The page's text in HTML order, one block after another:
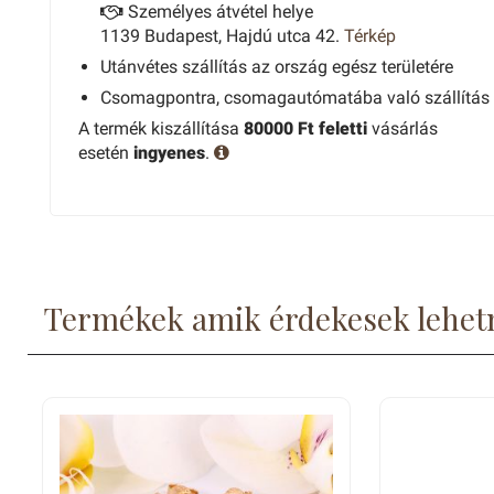
Személyes átvétel helye
1139 Budapest, Hajdú utca 42. Térkép
Utánvétes szállítás az ország egész területére
Csomagpontra, csomagautómatába való szállítás
A termék kiszállítása 80000 Ft feletti vásárlás
esetén ingyenes.
Termékek amik érdekesek